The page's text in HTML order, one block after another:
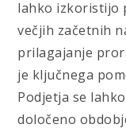
lahko izkoristijo
večjih začetnih
prilagajanje
je ključnega
Podjetja se
določeno